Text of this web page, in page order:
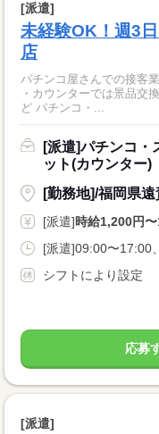
[派遣]
未経験OK！週3
店
パチンコ屋さんでの接客
・カウンターでは景品交
ど パチンコ・...
[派遣]パチンコ・
ット(カウンター)
[勤務地]/福岡県
[派遣]時給1,200円
[派遣]09:00〜17:00
シフトにより設定
応募
[派遣]